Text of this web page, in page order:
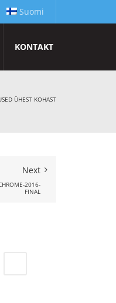
Suomi
KONTAKT
ÜHEST KOHAST
Next
2016-
FINAL